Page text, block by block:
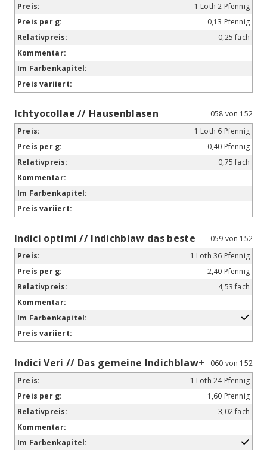
1 Loth 2 Pfennig
0,13 Pfennig
0,25 fach
Ichtyocollae // Hausenblasen
058 von 152
1 Loth 6 Pfennig
0,40 Pfennig
0,75 fach
Indici optimi // Indichblaw das beste
059 von 152
1 Loth 36 Pfennig
2,40 Pfennig
4,53 fach
Indici Veri // Das gemeine Indichblaw+
060 von 152
1 Loth 24 Pfennig
1,60 Pfennig
3,02 fach